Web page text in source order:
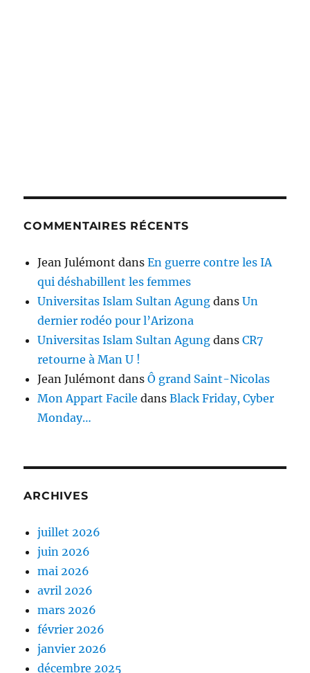
COMMENTAIRES RÉCENTS
Jean Julémont dansEn guerre contre les IA
qui déshabillent les femmes
Universitas Islam Sultan Agung dansUn
dernier rodéo pour l’Arizona
Universitas Islam Sultan Agung dansCR7
retourne à Man U !
Jean Julémont dansÔ grand Saint-Nicolas
Mon Appart Facile dansBlack Friday, Cyber
Monday…
ARCHIVES
juillet 2026
juin 2026
mai 2026
avril 2026
mars 2026
février 2026
janvier 2026
décembre 2025